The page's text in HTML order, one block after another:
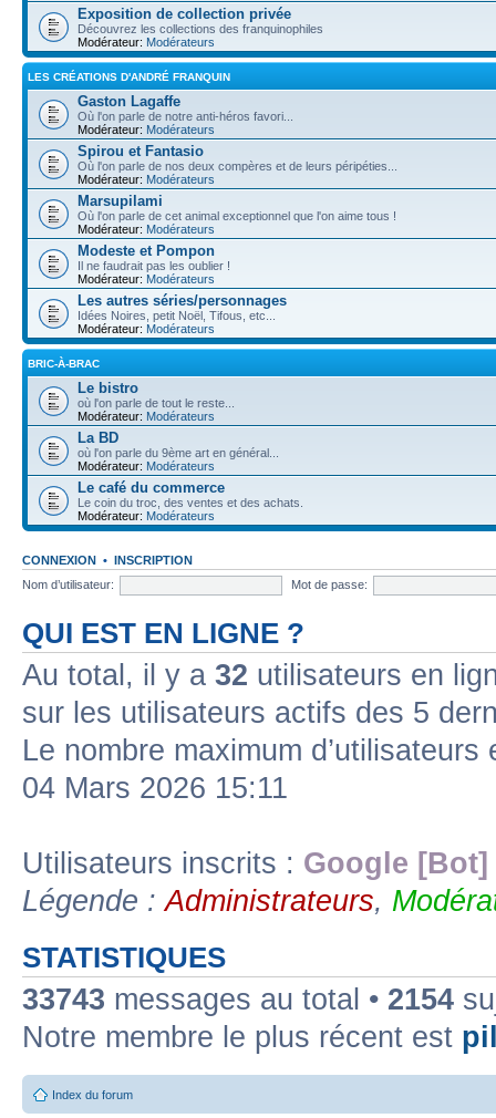
Exposition de collection privée
Découvrez les collections des franquinophiles
Modérateur: Modérateurs
LES CRÉATIONS D'ANDRÉ FRANQUIN
Gaston Lagaffe
Où l'on parle de notre anti-héros favori...
Modérateur: Modérateurs
Spirou et Fantasio
Où l'on parle de nos deux compères et de leurs péripéties...
Modérateur: Modérateurs
Marsupilami
Où l'on parle de cet animal exceptionnel que l'on aime tous !
Modérateur: Modérateurs
Modeste et Pompon
Il ne faudrait pas les oublier !
Modérateur: Modérateurs
Les autres séries/personnages
Idées Noires, petit Noël, Tifous, etc...
Modérateur: Modérateurs
BRIC-À-BRAC
Le bistro
où l'on parle de tout le reste...
Modérateur: Modérateurs
La BD
où l'on parle du 9ème art en général...
Modérateur: Modérateurs
Le café du commerce
Le coin du troc, des ventes et des achats.
Modérateur: Modérateurs
CONNEXION • INSCRIPTION
Nom d’utilisateur:
Mot de passe:
QUI EST EN LIGNE ?
Au total, il y a 32 utilisateurs en
sur les utilisateurs actifs des 5
Le nombre maximum
04 Mars 2026 15:11
Utilisateurs inscrits : Google [Bot]
Légende :Administrateurs,
STATISTIQUES
33743 messages au total • 2154
Notre membre le plus récent est
Index du forum